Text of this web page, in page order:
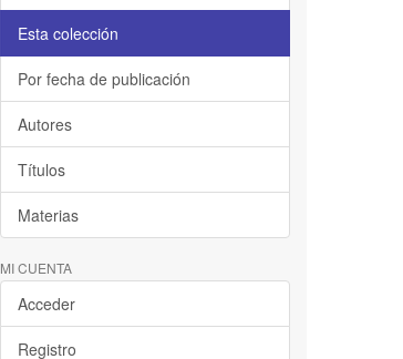
Esta colección
Por fecha de publicación
Autores
Títulos
Materias
MI CUENTA
Acceder
Registro